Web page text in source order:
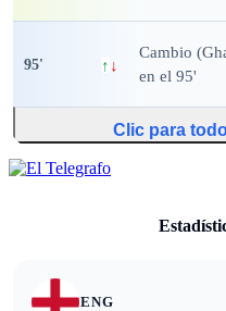
95' ↑ ↓
Cambio
en el 95'
Clic para
ENG